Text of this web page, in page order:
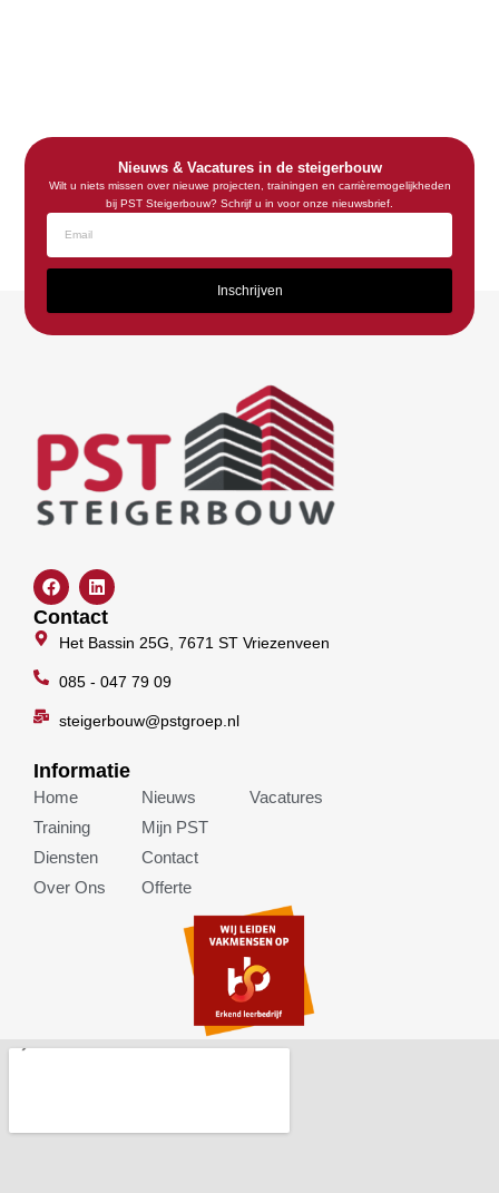
Nieuws & Vacatures in de steigerbouw
Wilt u niets missen over nieuwe projecten, trainingen en carrièremogelijkheden
bij PST Steigerbouw? Schrijf u in voor onze nieuwsbrief.
Inschrijven
F
a
c
e
b
o
L
i
n
k
e
Contact
Het Bassin 25G, 7671 ST Vriezenveen
085 - 047 79 09
steigerbouw@pstgroep.nl
Informatie
Home
Training
Diensten
Over Ons
Nieuws
Mijn PST
Contact
Offerte
Vacatures